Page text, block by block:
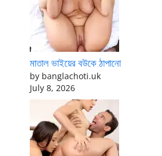
মাতাল ভাইয়ের বউকে ঠাপানো
by banglachoti.uk
July 8, 2026